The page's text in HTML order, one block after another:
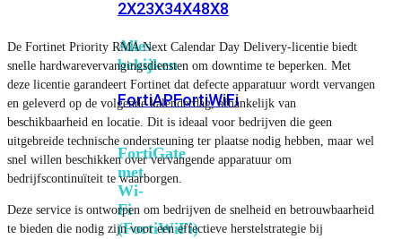
2X23X34X48X8
Alles
bekijken
FortiAPFortiWiFi
FortiGate
met
Wi-
Fi
(FortiWiFi)
De Fortinet Priority RMA Next Calendar Day Delivery-licentie biedt
snelle hardwarevervangingsdiensten om downtime te beperken. Met
deze licentie garandeert Fortinet dat defecte apparatuur wordt vervangen
en geleverd op de volgende kalenderdag, afhankelijk van
beschikbaarheid en locatie. Dit is ideaal voor bedrijven die geen
uitgebreide technische ondersteuning ter plaatse nodig hebben, maar wel
snel willen beschikken over vervangende apparatuur om
bedrijfscontinuïteit te waarborgen.
Deze service is ontworpen om bedrijven de snelheid en betrouwbaarheid
te bieden die nodig zijn voor een effectieve herstelstrategie bij